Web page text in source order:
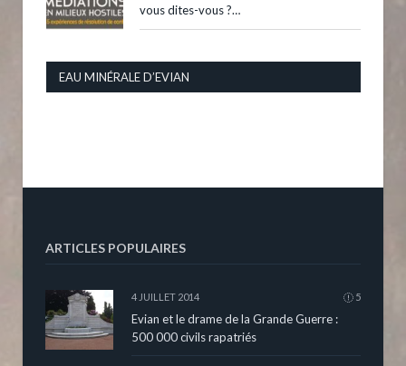
vous dites-vous ?…
EAU MINÉRALE D’EVIAN
ARTICLES POPULAIRES
4 JUILLET 2014 5
Evian et le drame de la Grande Guerre :
500 000 civils rapatriés